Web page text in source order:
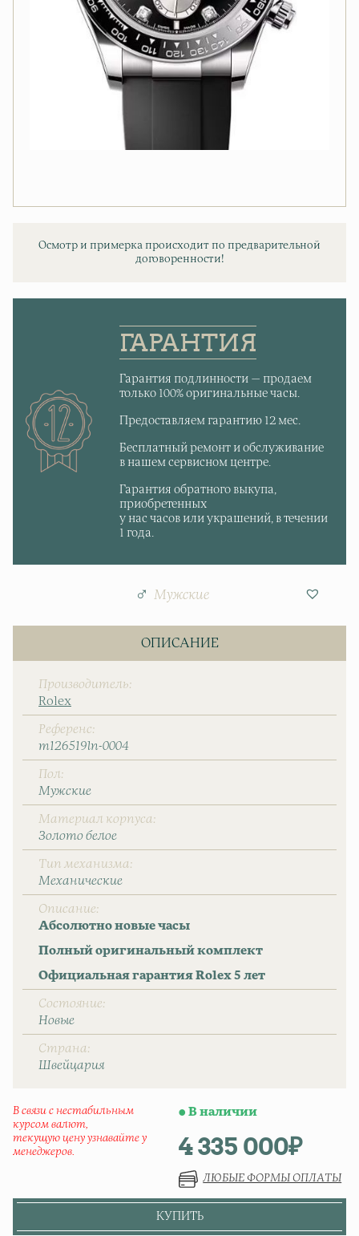
Осмотр и примерка происходит по предварительной
договоренности!
ГАРАНТИЯ
Гарантия подлинности — продаем
только 100% оригинальные часы.
Предоставляем гарантию 12 мес.
Бесплатный ремонт и обслуживание
в нашем сервисном центре.
Гарантия обратного выкупа,
приобретенных
у нас часов или украшений, в течении
1 года.
Мужские
ОПИСАНИЕ
Производитель
Rolex
Референс
m126519ln-0004
Пол
Мужские
Материал корпуса
Золото белое
Тип механизма
Механические
Описание
Абсолютно новые часы
Полный оригинальный комплект
Официальная гарантия Rolex 5 лет
Состояние
Новые
Страна
Швейцаpия
В связи с нестабильным
курсом валют,
текущую цену узнавайте у
менеджеров.
4 335 000₽
В наличии
ЛЮБЫЕ ФОРМЫ ОПЛАТЫ
КУПИТЬ